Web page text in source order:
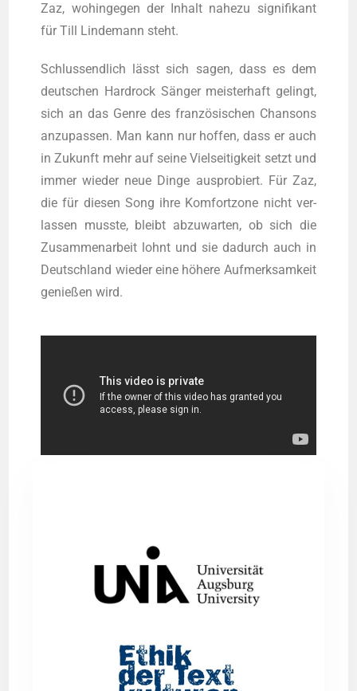
Zaz, wohin­ge­gen der Inhalt nahe­zu signi­fi­kant
für Till Lin­de­mann steht.
Schluss­end­lich lässt sich sagen, dass es dem
deut­schen Hard­rock Sän­ger meis­ter­haft gelingt,
sich an das Gen­re des fran­zö­si­schen Chan­sons
anzu­pas­sen. Man kann nur hof­fen, dass er auch
in Zukunft mehr auf sei­ne Viel­sei­tig­keit setzt und
immer wie­der neue Din­ge aus­pro­biert. Für Zaz,
die für die­sen Song ihre Kom­fort­zo­ne nicht ver­
las­sen muss­te, bleibt abzu­war­ten, ob sich die
Zusam­men­ar­beit lohnt und sie dadurch auch in
Deutsch­land wie­der eine höhe­re Auf­merk­sam­keit
genie­ßen wird.